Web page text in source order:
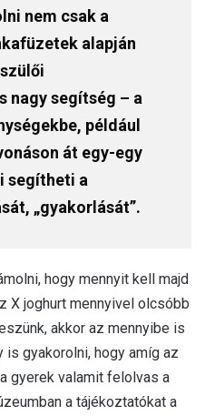
nem csak a
alapján
nagy segítség – a
például
át egy-egy
segítheti a
„gyakorlását”.
hogy mennyit kell majd
X joghurt mennyivel olcsóbb
akkor az mennyibe is
gyakorolni, hogy amíg az
gyerek valamit felolvas a
a tájékoztatókat a